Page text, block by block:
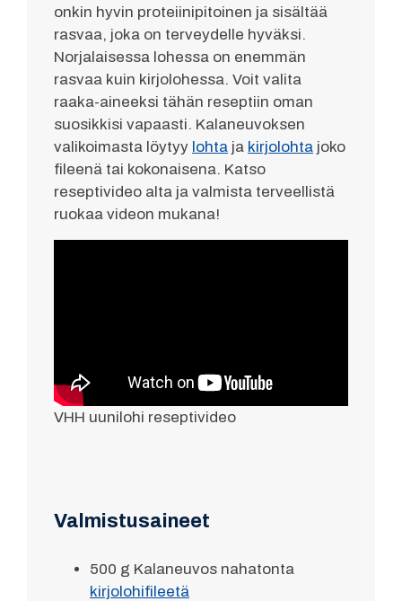
onkin hyvin proteiinipitoinen ja sisältää
rasvaa, joka on terveydelle hyväksi.
Norjalaisessa lohessa on enemmän
rasvaa kuin kirjolohessa. Voit valita
raaka-aineeksi tähän reseptiin oman
suosikkisi vapaasti. Kalaneuvoksen
valikoimasta löytyy lohta ja kirjolohta joko
fileenä tai kokonaisena. Katso
reseptivideo alta ja valmista terveellistä
ruokaa videon mukana!
VHH uunilohi reseptivideo
Valmistusaineet
500 g Kalaneuvos nahatonta
kirjolohifileetä